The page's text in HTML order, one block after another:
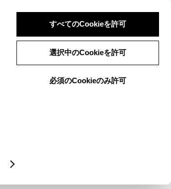
すべてのCookieを許可
選択中のCookieを許可
必須のCookieのみ許可